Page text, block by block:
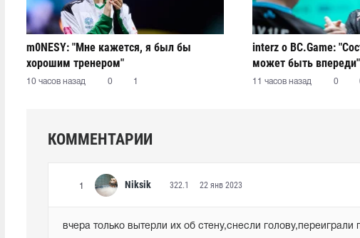
m0NESY: "Мне кажется, я был бы
хорошим тренером"
10 часов назад 0 1
interz о BC.Game:
может быть впереди"
11 часов назад 0
КОММЕНТАРИИ
1 Niksik 322.1 22 янв 2023
вчера только вытерли их об стену,снесли